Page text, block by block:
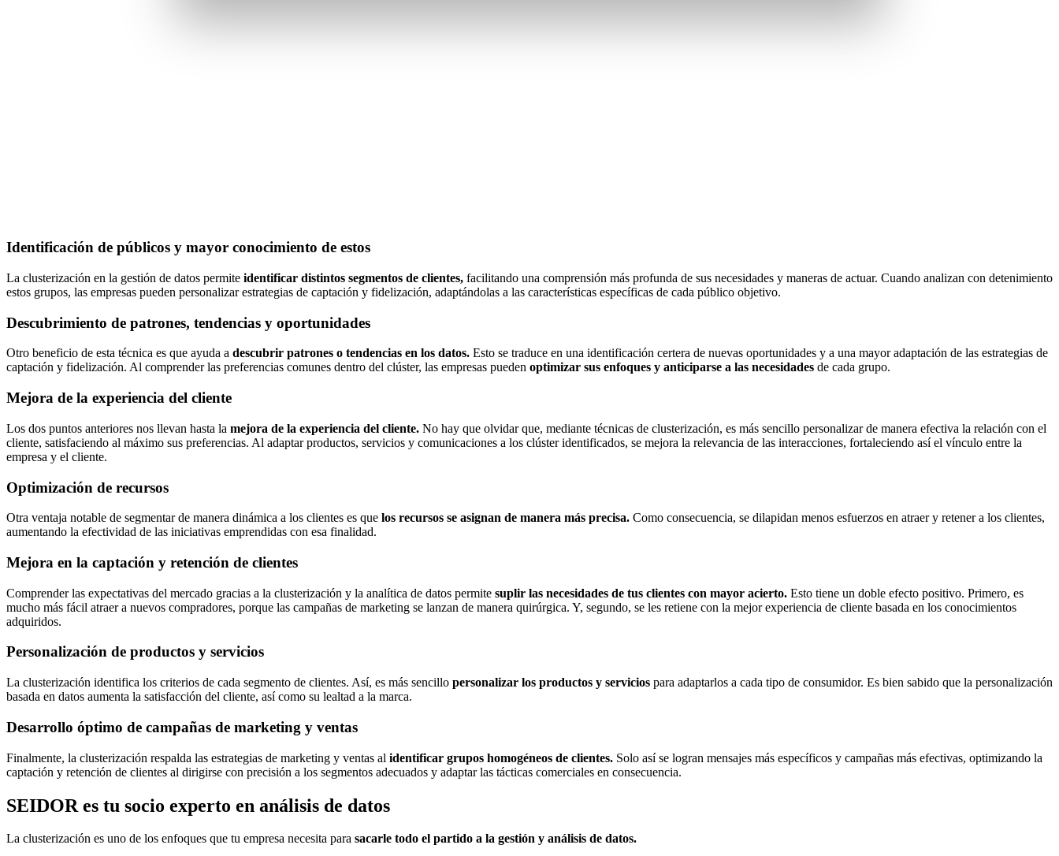
Identificación de públicos y mayor conocimiento de estos
La clusterización en la gestión de datos permite identificar distintos segmentos de clientes, facilitando una comprensión más profunda de sus necesidades y maneras de actuar. Cuando analizan con detenimiento
estos grupos, las empresas pueden personalizar estrategias de captación y fidelización, adaptándolas a las características específicas de cada público objetivo.
Descubrimiento de patrones, tendencias y oportunidades
Otro beneficio de esta técnica es que ayuda a descubrir patrones o tendencias en los datos. Esto se traduce en una identificación certera de nuevas oportunidades y a una mayor adaptación de las estrategias de
captación y fidelización. Al comprender las preferencias comunes dentro del clúster, las empresas pueden optimizar sus enfoques y anticiparse a las necesidades de cada grupo.
Mejora de la experiencia del cliente
Los dos puntos anteriores nos llevan hasta la mejora de la experiencia del cliente. No hay que olvidar que, mediante técnicas de clusterización, es más sencillo personalizar de manera efectiva la relación con el
cliente, satisfaciendo al máximo sus preferencias. Al adaptar productos, servicios y comunicaciones a los clúster identificados, se mejora la relevancia de las interacciones, fortaleciendo así el vínculo entre la
empresa y el cliente.
Optimización de recursos
Otra ventaja notable de segmentar de manera dinámica a los clientes es que los recursos se asignan de manera más precisa. Como consecuencia, se dilapidan menos esfuerzos en atraer y retener a los clientes,
aumentando la efectividad de las iniciativas emprendidas con esa finalidad.
Mejora en la captación y retención de clientes
Comprender las expectativas del mercado gracias a la clusterización y la analítica de datos permite suplir las necesidades de tus clientes con mayor acierto. Esto tiene un doble efecto positivo. Primero, es
mucho más fácil atraer a nuevos compradores, porque las campañas de marketing se lanzan de manera quirúrgica. Y, segundo, se les retiene con la mejor experiencia de cliente basada en los conocimientos
adquiridos.
Personalización de productos y servicios
La clusterización identifica los criterios de cada segmento de clientes. Así, es más sencillo personalizar los productos y servicios para adaptarlos a cada tipo de consumidor. Es bien sabido que la personalización
basada en datos aumenta la satisfacción del cliente, así como su lealtad a la marca.
Desarrollo óptimo de campañas de marketing y ventas
Finalmente, la clusterización respalda las estrategias de marketing y ventas al identificar grupos homogéneos de clientes. Solo así se logran mensajes más específicos y campañas más efectivas, optimizando la
captación y retención de clientes al dirigirse con precisión a los segmentos adecuados y adaptar las tácticas comerciales en consecuencia.
SEIDOR es tu socio experto en análisis de datos
La clusterización es uno de los enfoques que tu empresa necesita para sacarle todo el partido a la gestión y análisis de datos.